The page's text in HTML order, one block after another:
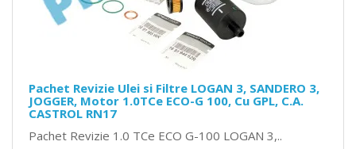
Pachet Revizie Ulei si Filtre LOGAN 3, SANDERO 3,
JOGGER, Motor 1.0TCe ECO-G 100, Cu GPL, C.A.
CASTROL RN17
Pachet Revizie 1.0 TCe ECO G-100 LOGAN 3,..